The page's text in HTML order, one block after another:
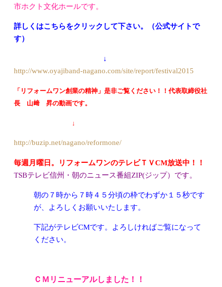
市ホクト文化ホールです。
詳しくはこちらをクリックして下さい。（公式サイトで
す）
↓
http://www.oyajiband-nagano.com/site/report/festival2015
「リフォームワン創業の精神」是非ご覧ください！！代表取締役社
長 山﨑 昇の動画です。
↓
http://buzip.net/nagano/reformone/
毎週月曜日。リフォームワンのテレビＴＶCM放送中！！
TSBテレビ信州・朝のニュース番組ZIP(ジップ）です。
朝の７時から７時４５分頃の枠でわずか１５秒です
が、よろしくお願いいたします。
下記がテレビCMです。よろしければご覧になって
ください。
ＣＭ リニューアルしました！！